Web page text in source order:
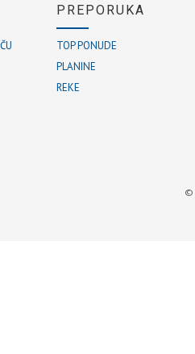
PREPORUKA
TOP PONUDE
PLANINE
REKE
©